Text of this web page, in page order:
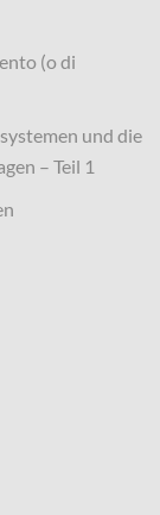
(o di
und die
– Teil 1